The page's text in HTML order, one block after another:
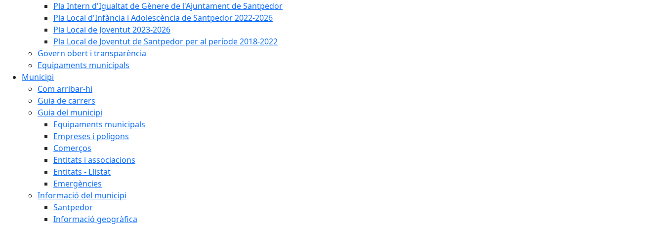
Pla Intern d'Igualtat de Gènere de l'Ajuntament de Santpedor
Pla Local d'Infància i Adolescència de Santpedor 2022-2026
Pla Local de Joventut 2023-2026
Pla Local de Joventut de Santpedor per al període 2018-2022
Govern obert i transparència
Equipaments municipals
Municipi
Com arribar-hi
Guia de carrers
Guia del municipi
Equipaments municipals
Empreses i polígons
Comerços
Entitats i associacions
Entitats - Llistat
Emergències
Informació del municipi
Santpedor
Informació geogràfica